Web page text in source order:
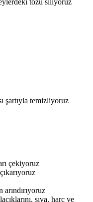
tozu siliyoruz
şartıyla temizliyoruz
çekiyoruz
sıva, harç ve